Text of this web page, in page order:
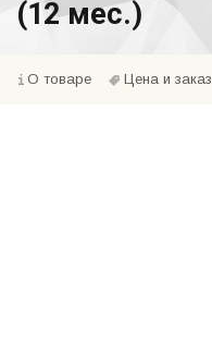
(12 мес.)
О товаре Цена и заказ